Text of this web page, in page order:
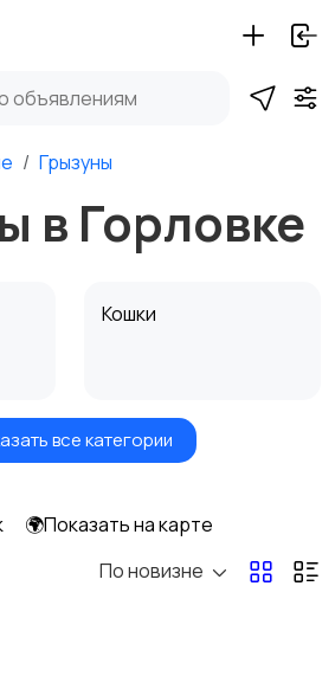
Грызуны
в Горловке
Кошки
Грызуны
С/х животные
все категории
🌍Показать на карте
По новизне